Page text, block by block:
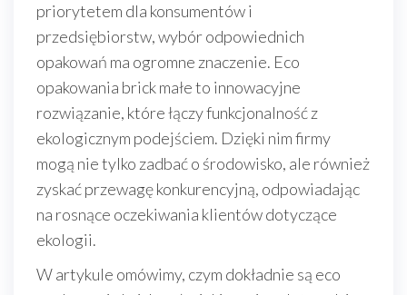
priorytetem dla konsumentów i
przedsiębiorstw, wybór odpowiednich
opakowań ma ogromne znaczenie. Eco
opakowania brick małe to innowacyjne
rozwiązanie, które łączy funkcjonalność z
ekologicznym podejściem. Dzięki nim firmy
mogą nie tylko zadbać o środowisko, ale również
zyskać przewagę konkurencyjną, odpowiadając
na rosnące oczekiwania klientów dotyczące
ekologii.
W artykule omówimy, czym dokładnie są eco